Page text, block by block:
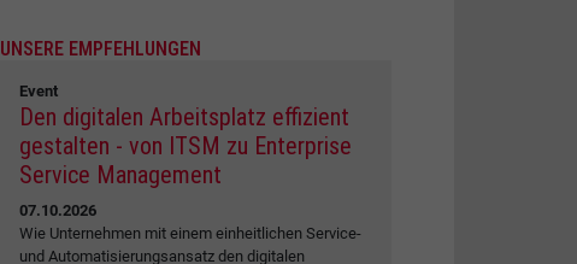
UNSERE EMPFEHLUNGEN
Event
Den digitalen Arbeitsplatz effizient
gestalten - von ITSM zu Enterprise
Service Management
07.10.2026
Wie Unternehmen mit einem einheitlichen Service-
und Automatisierungsansatz den digitalen